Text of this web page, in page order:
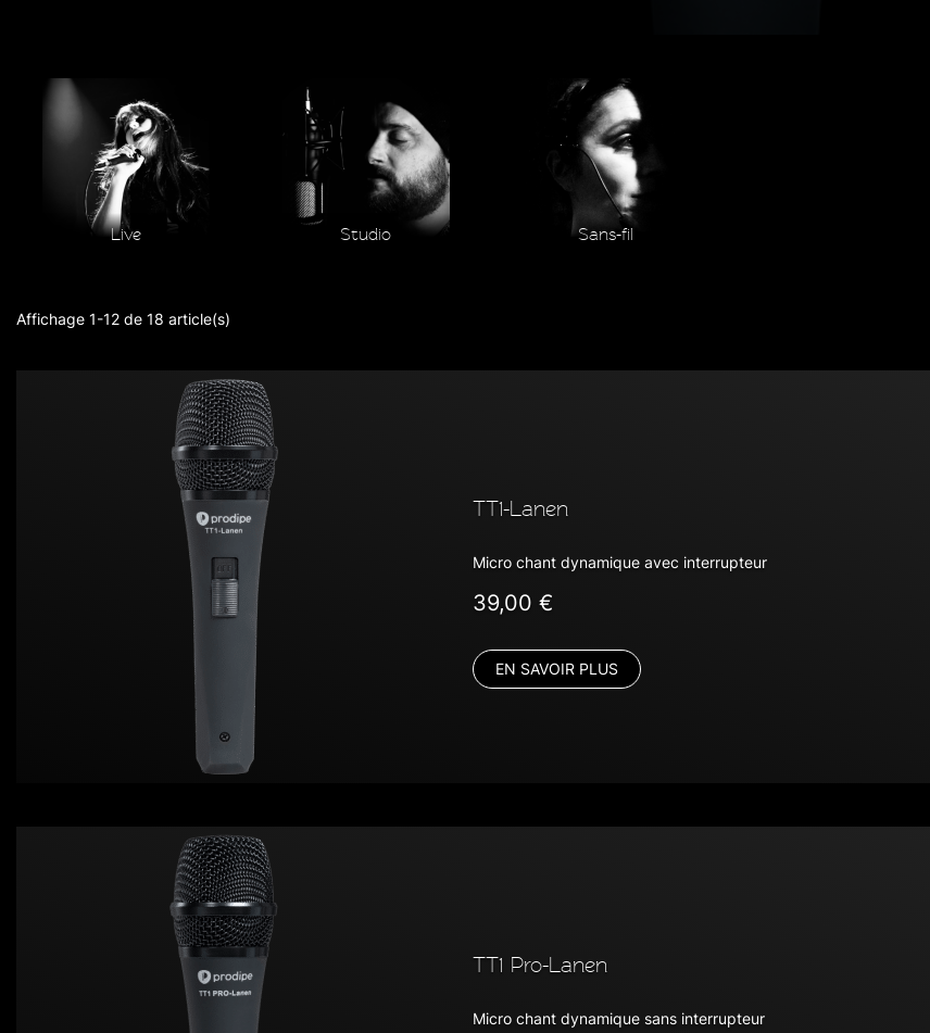
Live Studio Sans-fil
Affichage 1-12 de 18 article(s)
TT1-Lanen
Micro chant dynamique avec interrupteur
39,00 €
EN SAVOIR PLUS
TT1 Pro-Lanen
Micro chant dynamique sans interrupteur